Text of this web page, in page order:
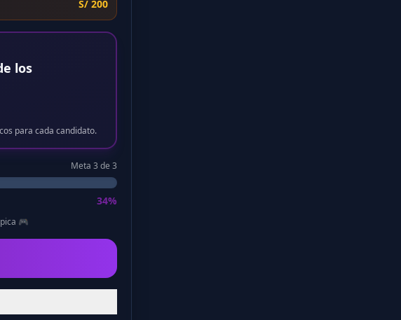
S/ 200
los
para cada candidato.
Meta 3 de 3
34%
🎮